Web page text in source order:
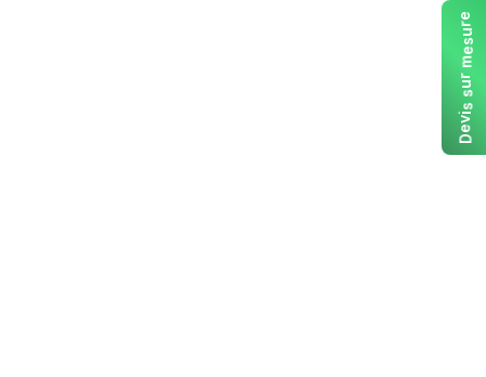
D
e
v
i
s
s
u
r
m
e
s
u
r
e